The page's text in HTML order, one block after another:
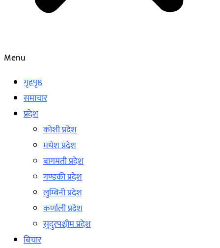
Menu
गृहपृष्ठ
समाचार
प्रदेश
कोशी प्रदेश
मधेश प्रदेश
बागमती प्रदेश
गण्डकी प्रदेश
लुम्बिनी प्रदेश
कर्णाली प्रदेश
सुदुरपश्चीम प्रदेश
बिचार